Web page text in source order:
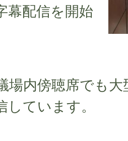
幕配信を開始
場内傍聴席でも
しています。